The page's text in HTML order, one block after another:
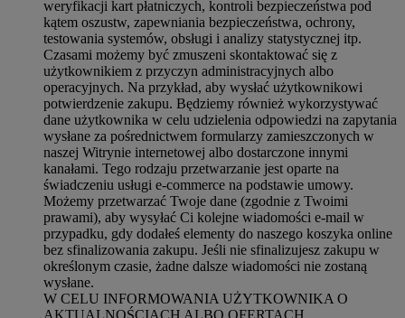
weryfikacji kart płatniczych, kontroli bezpieczeństwa pod
kątem oszustw, zapewniania bezpieczeństwa, ochrony,
testowania systemów, obsługi i analizy statystycznej itp.
Czasami możemy być zmuszeni skontaktować się z
użytkownikiem z przyczyn administracyjnych albo
operacyjnych. Na przykład, aby wysłać użytkownikowi
potwierdzenie zakupu. Będziemy również wykorzystywać
dane użytkownika w celu udzielenia odpowiedzi na zapytania
wysłane za pośrednictwem formularzy zamieszczonych w
naszej Witrynie internetowej albo dostarczone innymi
kanałami. Tego rodzaju przetwarzanie jest oparte na
świadczeniu usługi e-commerce na podstawie umowy.
Możemy przetwarzać Twoje dane (zgodnie z Twoimi
prawami), aby wysyłać Ci kolejne wiadomości e-mail w
przypadku, gdy dodałeś elementy do naszego koszyka online
bez sfinalizowania zakupu. Jeśli nie sfinalizujesz zakupu w
określonym czasie, żadne dalsze wiadomości nie zostaną
wysłane.
W CELU INFORMOWANIA UŻYTKOWNIKA O
AKTUALNOŚCIACH ALBO OFERTACH